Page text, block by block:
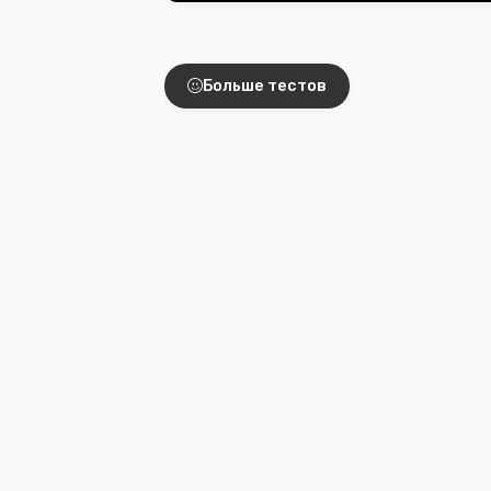
Интересные
Больше тестов